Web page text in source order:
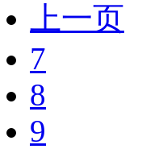
上一页
7
8
9